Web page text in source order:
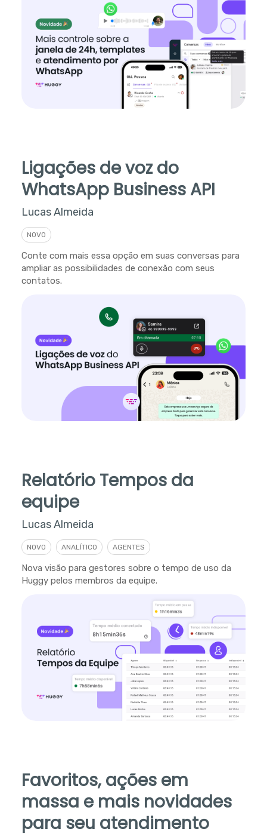
Ligações de voz do
WhatsApp Business API
Lucas Almeida
NOVO
Conte com mais essa opção em suas conversas para
ampliar as possibilidades de conexão com seus
contatos.
Relatório Tempos da
equipe
Lucas Almeida
NOVO ANALÍTICO AGENTES
Nova visão para gestores sobre o tempo de uso da
Huggy pelos membros da equipe.
Favoritos, ações em
massa e mais novidades
para seu atendimento